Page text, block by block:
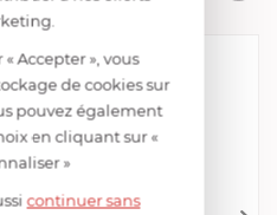
Accepter », vous
de cookies sur
pouvez également
en cliquant sur «
»
continuer sans